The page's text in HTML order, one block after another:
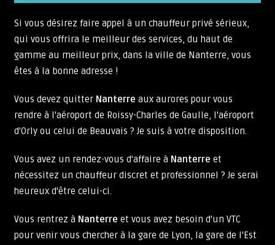
Si vous désirez faire appel à un chauffeur privé sérieux,
qui vous offrira le meilleur des services, du haut de
gamme au meilleur prix, dans la ville de Nanterre, vous
êtes à la bonne adresse !
Vous devez quitter Nanterre aux aurores pour vous
rendre à l'aéroport de Roissy-Charles de Gaulle, l'aéroport
d'Orly ou celui de Beauvais ? Je suis à votre disposition.
Vous avez un rendez-vous d'affaire à Nanterre et
nécessitez un chauffeur discret et professionnel ? Je serai
heureux d'être celui-ci.
Vous rentrez à Nanterre et vous avez besoin d'un VTC
pour venir vous chercher à la gare de Lyon, la gare de l'Est